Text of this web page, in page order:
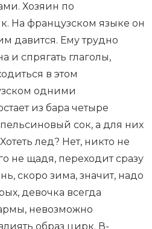
Хозяин по
На французском языке он
давится. Ему трудно
и спрягать глаголы,
в этом
одними
из бара четыре
сок, а для них
лед? Нет, никто не
не щадя, переходит сразу
скоро зима, значит, надо
девочка всегда
невозможно
образ цирк. В-